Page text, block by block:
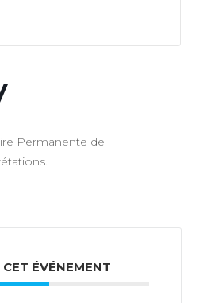
Permanente de
ÉVÉNEMENT